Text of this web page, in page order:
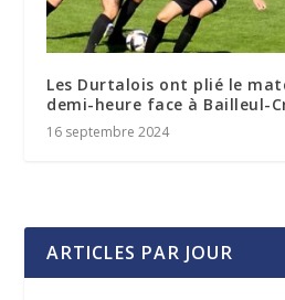
Les Durtalois ont plié le
demi-heure face à Bailleul-
16 septembre 2024
ARTICLES PAR JOUR